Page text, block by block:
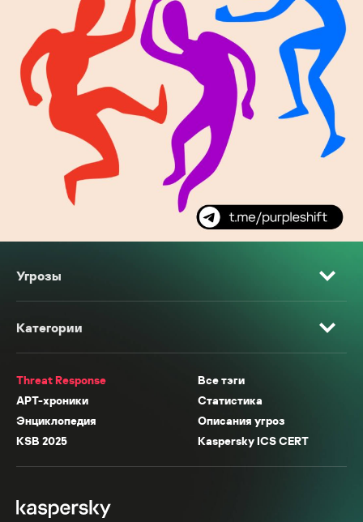
Угрозы
Категории
Threat Response
Все тэги
APT-хроники
Статистика
Энциклопедия
Описания угроз
KSB 2025
Kaspersky ICS CERT